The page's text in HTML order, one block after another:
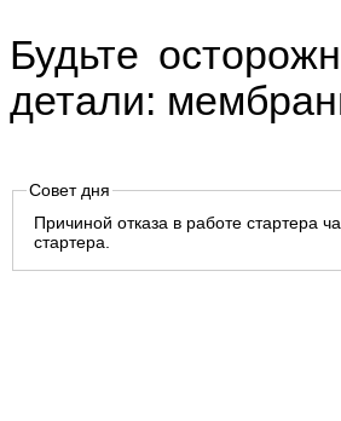
Будьте
детали:
Совет дня
Причиной отказа в работе стартера
стартера.